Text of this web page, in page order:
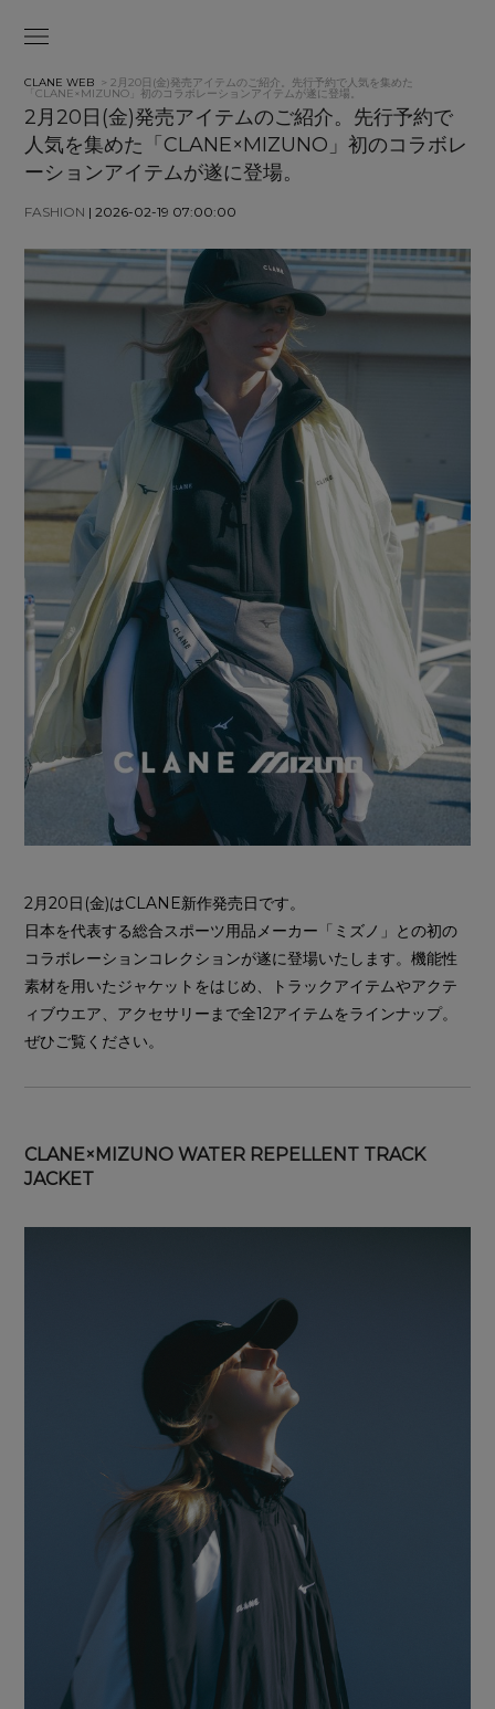
CLANE WEB > 2月20日(金)発売アイテムのご紹介。先行予約で人気を集めた
「CLANE×MIZUNO」初のコラボレーションアイテムが遂に登場。
2月20日(金)発売アイテムのご紹介。先行予約で
人気を集めた「CLANE×MIZUNO」初のコラボレ
ーションアイテムが遂に登場。
FASHION | 2026-02-19 07:00:00
2月20日(金)はCLANE新作発売日です。
日本を代表する総合スポーツ用品メーカー「ミズノ」との初の
コラボレーションコレクションが遂に登場いたします。機能性
素材を用いたジャケットをはじめ、トラックアイテムやアクテ
ィブウエア、アクセサリーまで全12アイテムをラインナップ。
ぜひご覧ください。
CLANE×MIZUNO WATER REPELLENT TRACK
JACKET